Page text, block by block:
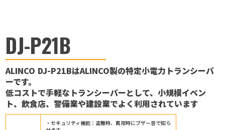
DJ-P21B
ALINCO DJ-P21BはALINCO製の特定小電力トランシーバ
ーです。
低コストで手軽なトランシーバーとして、小規模イベン
ト、飲食店、警備業や建設業でよく利用されています
・セキュリティ機能：盗難時、異常時にブザー音で知ら